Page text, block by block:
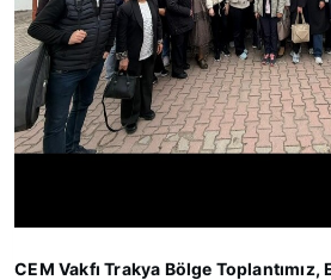
CEM Vakfı Trakya Bölge